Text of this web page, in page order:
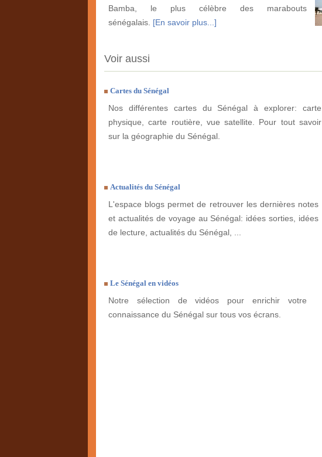
Bamba, le plus célèbre des marabouts
sénégalais. [En savoir plus...]
Voir aussi
Cartes du Sénégal
Nos différentes cartes du Sénégal à explorer: carte
physique, carte routière, vue satellite. Pour tout savoir
sur la géographie du Sénégal.
Actualités du Sénégal
L'espace blogs permet de retrouver les dernières notes
et actualités de voyage au Sénégal: idées sorties, idées
de lecture, actualités du Sénégal, ...
Le Sénégal en vidéos
Notre sélection de vidéos pour enrichir votre
connaissance du Sénégal sur tous vos écrans.